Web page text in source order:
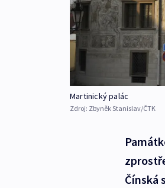
Martinický palác
Zdroj: Zbyněk Stanislav/ČTK
Čínská